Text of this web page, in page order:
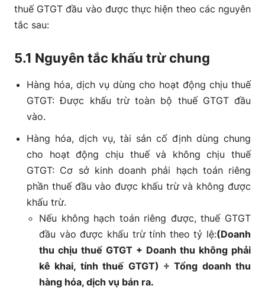
thuế GTGT đầu vào được thực hiện theo các nguyên
tắc sau:
5.1 Nguyên tắc khấu trừ chung
Hàng hóa, dịch vụ dùng cho hoạt động chịu thuế
GTGT: Được khấu trừ toàn bộ thuế GTGT đầu
vào.
Hàng hóa, dịch vụ, tài sản cố định dùng chung
cho hoạt động chịu thuế và không chịu thuế
GTGT: Cơ sở kinh doanh phải hạch toán riêng
phần thuế đầu vào được khấu trừ và không được
khấu trừ.
Nếu không hạch toán riêng được, thuế GTGT
đầu vào được khấu trừ tính theo tỷ lệ:(Doanh
thu chịu thuế GTGT + Doanh thu không phải
kê khai, tính thuế GTGT) ÷ Tổng doanh thu
hàng hóa, dịch vụ bán ra.